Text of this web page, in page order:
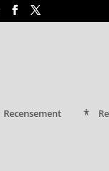
Recensement